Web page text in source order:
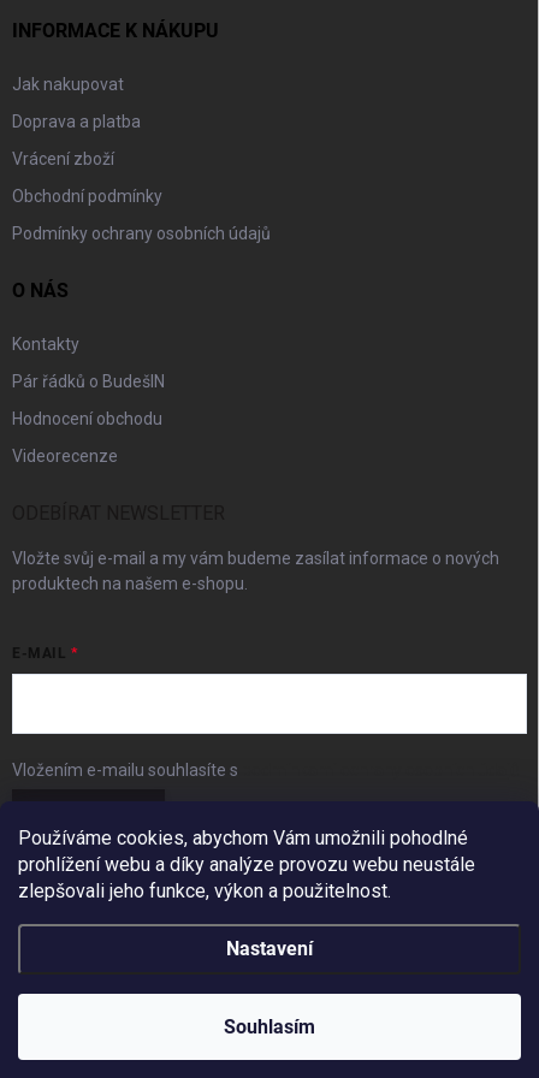
Používáme cookies, abychom Vám umožnili pohodlné
prohlížení webu a díky analýze provozu webu neustále
zlepšovali jeho funkce, výkon a použitelnost.
Nastavení
Souhlasím
INFORMACE K NÁKUPU
Jak nakupovat
Doprava a platba
Vrácení zboží
Obchodní podmínky
Podmínky ochrany osobních údajů
O NÁS
Kontakty
Pár řádků o BudešIN
Hodnocení obchodu
Videorecenze
Vložte svůj e-mail a my vám budeme zasílat informace o nových
produktech na našem e-shopu.
E-MAIL
Vložením e-mailu souhlasíte s
FACEBOOK
Copyright 2026BudešIN. Všechna práva vyhrazena.
Redesign by Filipesmedia 🧡
10% SLEVA